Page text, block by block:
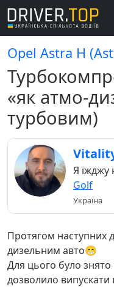
Opel Astra H
«як атмо-
турбовим)
Я їжджу
Golf
Україна
Протягом наступних
дизельним авто😁
Для цього було
дозволило випускати